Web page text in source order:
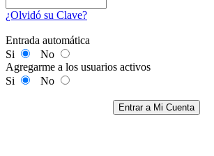
¿Olvidó su Clave?
Entrada automática
Si
No
Agregarme a los usuarios activos
Si
No
Entrar a Mi Cuenta